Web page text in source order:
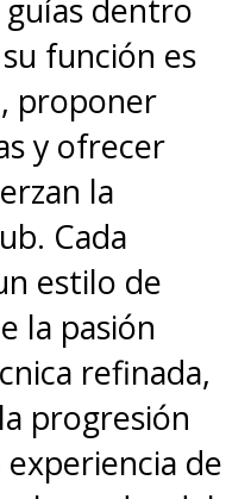
dentro
función es
proponer
y ofrecer
la
Cada
estilo de
la pasión
refinada,
progresión
de